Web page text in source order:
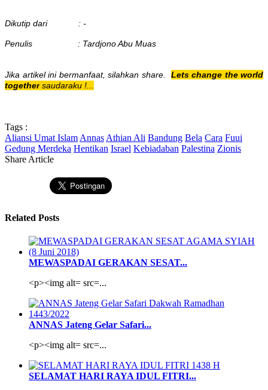
Dikutip dari : -
Penulis : Tardjono Abu Muas
Jika artikel ini bermanfaat, silahkan share. Lets change the world
together saudaraku !...
Tags :
Aliansi Umat Islam Annas Athian Ali Bandung Bela Cara Fuui
Gedung Merdeka Hentikan Israel Kebiadaban Palestina Zionis
Share Article
Related Posts
MEWASPADAI GERAKAN SESAT...
<p><img alt= src=...
ANNAS Jateng Gelar Safari...
<p><img alt= src=...
SELAMAT HARI RAYA IDUL FITRI...